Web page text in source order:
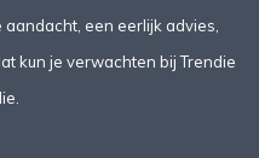
een eerlijk advies,
kun je verwachten bij Trendie